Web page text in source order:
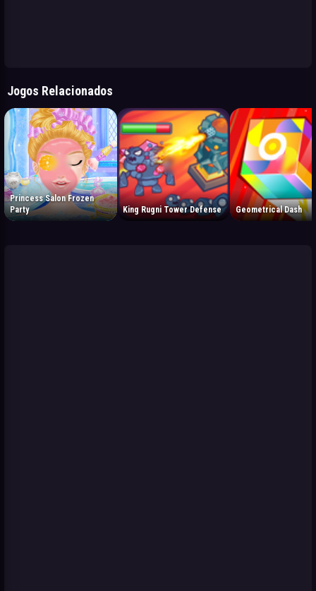
Jogos Relacionados
Princess Salon Frozen
Party
King Rugni Tower Defense Geometrical Dash